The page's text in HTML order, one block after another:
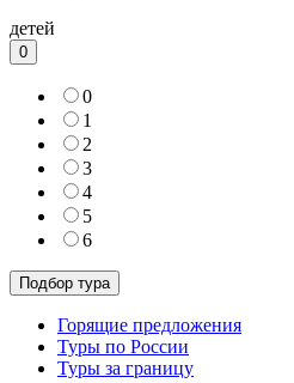
детей
0
0
1
2
3
4
5
6
Горящие предложения
Туры по России
Туры за границу